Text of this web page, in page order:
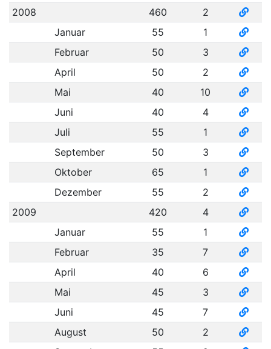
2008
460
2
Januar
55
1
Februar
50
3
April
50
2
Mai
40
10
Juni
40
4
Juli
55
1
September
50
3
Oktober
65
1
Dezember
55
2
2009
420
4
Januar
55
1
Februar
35
7
April
40
6
Mai
45
3
Juni
45
7
August
50
2